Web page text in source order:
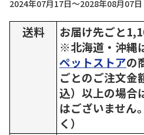
2024年07月17日～2028年08月07日
送料
お届け先ごと
※北海道・沖縄
ペットストアの
ごとのご注文金
込）以上の場合
はございません
く）